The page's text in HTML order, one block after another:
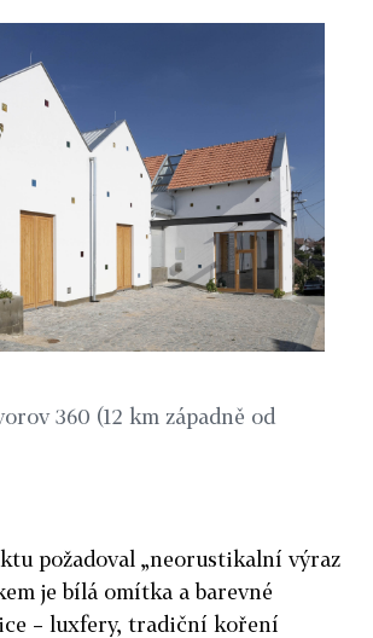
360 (12 km západně od
požadoval „neorustikalní výraz
je bílá omítka a barevné
– luxfery, tradiční koření